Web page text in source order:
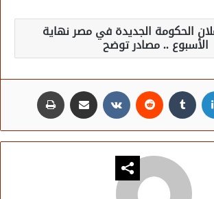
الحكومة الجديدة في مصر نهاية
الأسبوع .. مصادر توضح
لينكدإن مشاركة عبر البريد